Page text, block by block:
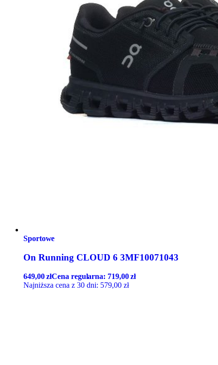
Sportowe
On Running CLOUD 6 3MF10071043
649,00złCena regularna: 719,00zł
Najniższa cena z 30 dni: 579,00 zł